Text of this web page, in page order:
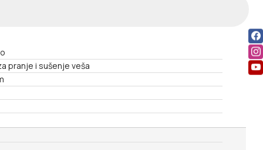
pranje i sušenje veša